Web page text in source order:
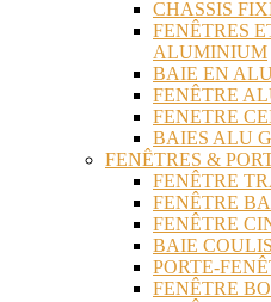
CHASSIS
FENÊTRES
ALUMINIUM
BAIE EN
FENÊTRE
FENETRE
BAIES ALU
FENÊTRES &
FENÊTRE
FENÊTRE
FENÊTRE
BAIE
PORTE-
FENÊTRE